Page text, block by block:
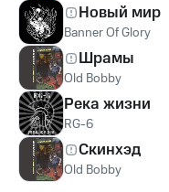
Новый мир
Banner Of Glory
Шрамы
Old Bobby
Река жизни
RG-6
Скинхэд
Old Bobby